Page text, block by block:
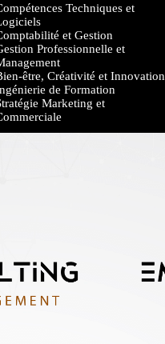
Techniques et
et Gestion​
Professionnelle et
être, Créativité et Innovation
de Formation
Marketing et